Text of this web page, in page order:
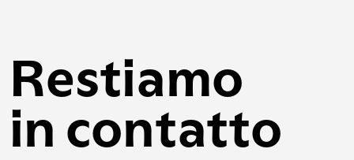
Restiamo
in contatto